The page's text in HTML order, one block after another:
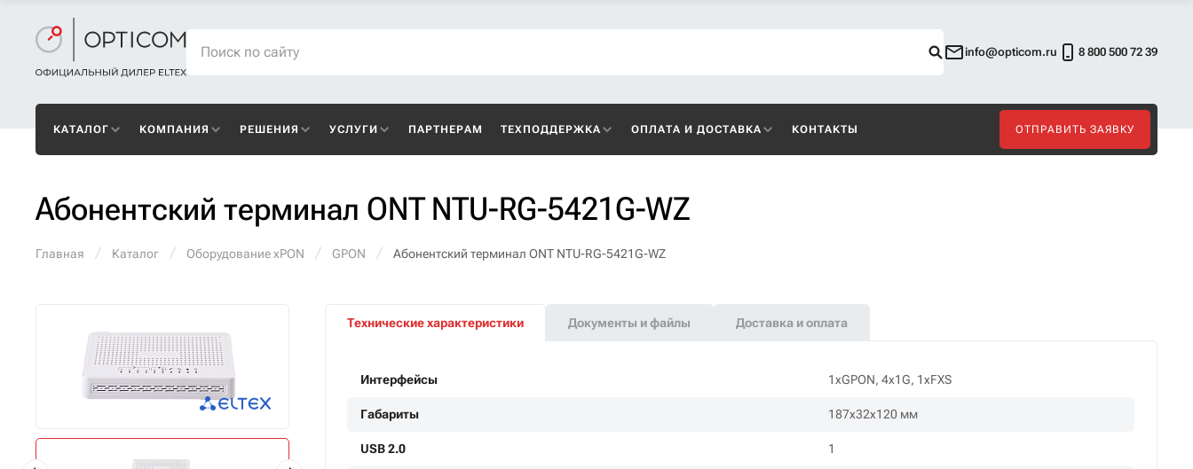
info@opticom.ru 8 800 500 72 39
КАТАЛОГ КОМПАНИЯ РЕШЕНИЯ УСЛУГИ ПАРТНЕРАМ ТЕХПОДДЕРЖКА ОПЛАТА И ДОСТАВКА КОНТАКТЫ ОТПРАВИТЬ ЗАЯВКУ
Абонентский терминал ONT NTU-RG-5421G-WZ
Главная Каталог Оборудование xPON GPON Абонентский терминал ONT NTU-RG-5421G-WZ
Технические характеристики Документы и файлы Доставка и оплата
Интерфейсы 1хGPON, 4х1G, 1xFXS
Габариты 187х32х120 мм
USB 2.0 1